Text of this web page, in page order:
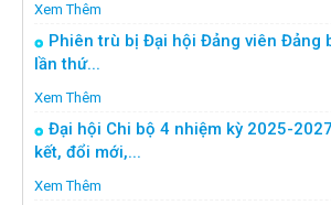
Xem Thêm
Phiên trù bị Đại hội Đảng viên Đảng
lần thứ...
Xem Thêm
Đại hội Chi bộ 4 nhiệm kỳ 2025-
kết, đổi mới,...
Xem Thêm